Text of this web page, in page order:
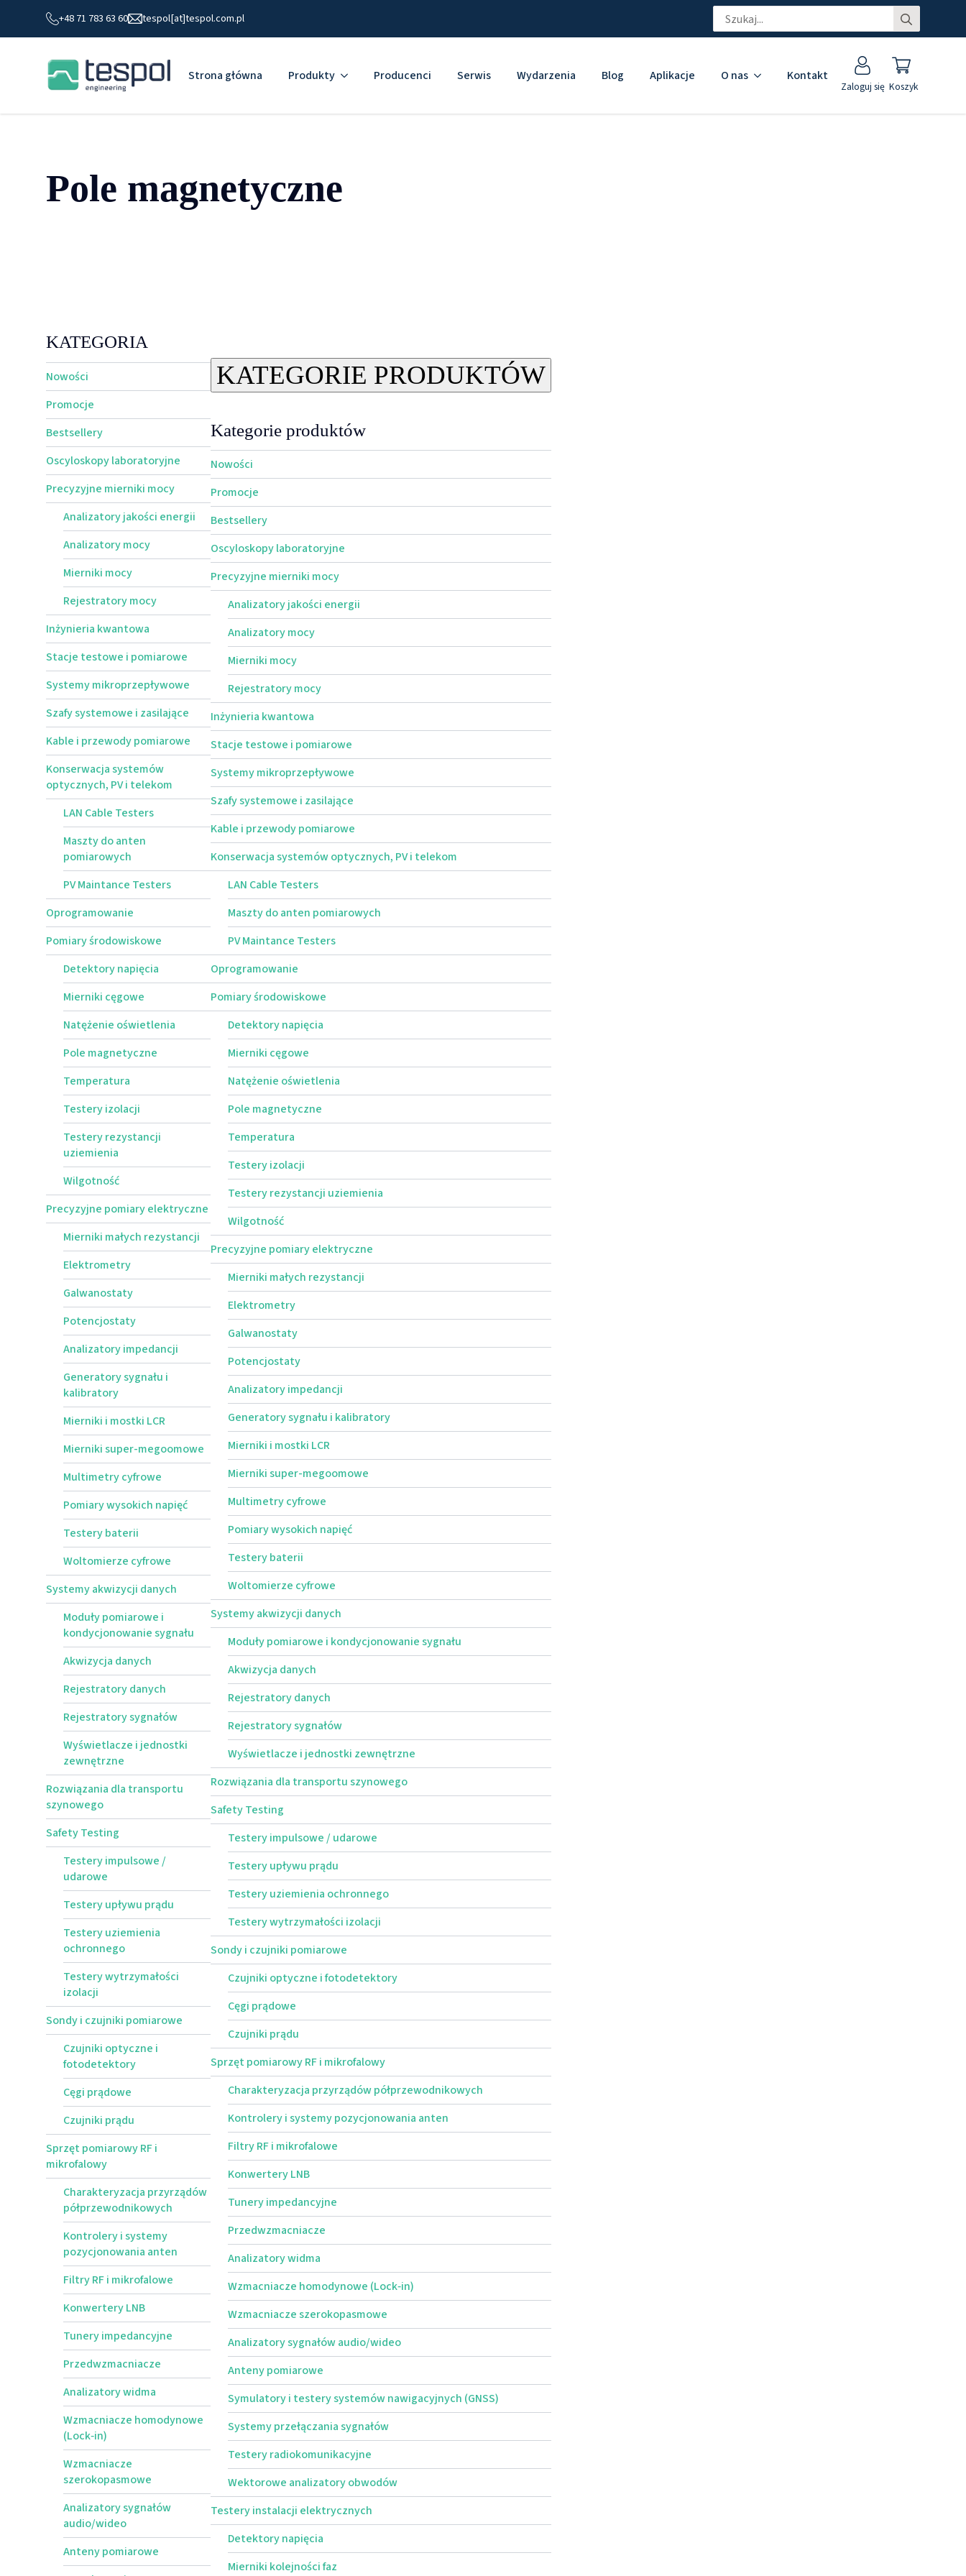
+48 71 783 63 60 tespol[at]tespol.com.pl
for:
Strona główna Produkty Producenci Serwis Wydarzenia Blog Aplikacje O nas Kontakt
Zaloguj się Koszyk
Pole magnetyczne
KATEGORIA
Nowości
Promocje
Bestsellery
Oscyloskopy laboratoryjne
Precyzyjne mierniki mocy
Analizatory jakości energii
Analizatory mocy
Mierniki mocy
Rejestratory mocy
Inżynieria kwantowa
Stacje testowe i pomiarowe
Systemy mikroprzepływowe
Szafy systemowe i zasilające
Kable i przewody pomiarowe
Konserwacja systemów
optycznych, PV i telekom
LAN Cable Testers
Maszty do anten
pomiarowych
PV Maintance Testers
Oprogramowanie
Pomiary środowiskowe
Detektory napięcia
Mierniki cęgowe
Natężenie oświetlenia
Pole magnetyczne
Temperatura
Testery izolacji
Testery rezystancji
uziemienia
Wilgotność
Precyzyjne pomiary elektryczne
Mierniki małych rezystancji
Elektrometry
Galwanostaty
Potencjostaty
Analizatory impedancji
Generatory sygnału i
kalibratory
Mierniki i mostki LCR
Mierniki super-megoomowe
Multimetry cyfrowe
Pomiary wysokich napięć
Testery baterii
Woltomierze cyfrowe
Systemy akwizycji danych
Moduły pomiarowe i
kondycjonowanie sygnału
Akwizycja danych
Rejestratory danych
Rejestratory sygnałów
Wyświetlacze i jednostki
zewnętrzne
Rozwiązania dla transportu
szynowego
Safety Testing
Testery impulsowe /
udarowe
Testery upływu prądu
Testery uziemienia
ochronnego
Testery wytrzymałości
izolacji
Sondy i czujniki pomiarowe
Czujniki optyczne i
fotodetektory
Cęgi prądowe
Czujniki prądu
Sprzęt pomiarowy RF i
mikrofalowy
Charakteryzacja przyrządów
półprzewodnikowych
Kontrolery i systemy
pozycjonowania anten
Filtry RF i mikrofalowe
Konwertery LNB
Tunery impedancyjne
Przedwzmacniacze
Analizatory widma
Wzmacniacze homodynowe
(Lock‑in)
Wzmacniacze
szerokopasmowe
Analizatory sygnałów
audio/wideo
Anteny pomiarowe
KATEGORIE PRODUKTÓW
Kategorie produktów
Nowości
Promocje
Bestsellery
Oscyloskopy laboratoryjne
Precyzyjne mierniki mocy
Analizatory jakości energii
Analizatory mocy
Mierniki mocy
Rejestratory mocy
Inżynieria kwantowa
Stacje testowe i pomiarowe
Systemy mikroprzepływowe
Szafy systemowe i zasilające
Kable i przewody pomiarowe
Konserwacja systemów optycznych, PV i telekom
LAN Cable Testers
Maszty do anten pomiarowych
PV Maintance Testers
Oprogramowanie
Pomiary środowiskowe
Detektory napięcia
Mierniki cęgowe
Natężenie oświetlenia
Pole magnetyczne
Temperatura
Testery izolacji
Testery rezystancji uziemienia
Wilgotność
Precyzyjne pomiary elektryczne
Mierniki małych rezystancji
Elektrometry
Galwanostaty
Potencjostaty
Analizatory impedancji
Generatory sygnału i kalibratory
Mierniki i mostki LCR
Mierniki super-megoomowe
Multimetry cyfrowe
Pomiary wysokich napięć
Testery baterii
Woltomierze cyfrowe
Systemy akwizycji danych
Moduły pomiarowe i kondycjonowanie sygnału
Akwizycja danych
Rejestratory danych
Rejestratory sygnałów
Wyświetlacze i jednostki zewnętrzne
Rozwiązania dla transportu szynowego
Safety Testing
Testery impulsowe / udarowe
Testery upływu prądu
Testery uziemienia ochronnego
Testery wytrzymałości izolacji
Sondy i czujniki pomiarowe
Czujniki optyczne i fotodetektory
Cęgi prądowe
Czujniki prądu
Sprzęt pomiarowy RF i mikrofalowy
Charakteryzacja przyrządów półprzewodnikowych
Kontrolery i systemy pozycjonowania anten
Filtry RF i mikrofalowe
Konwertery LNB
Tunery impedancyjne
Przedwzmacniacze
Analizatory widma
Wzmacniacze homodynowe (Lock‑in)
Wzmacniacze szerokopasmowe
Analizatory sygnałów audio/wideo
Anteny pomiarowe
Symulatory i testery systemów nawigacyjnych (GNSS)
Systemy przełączania sygnałów
Testery radiokomunikacyjne
Wektorowe analizatory obwodów
Testery instalacji elektrycznych
Detektory napięcia
Mierniki kolejności faz